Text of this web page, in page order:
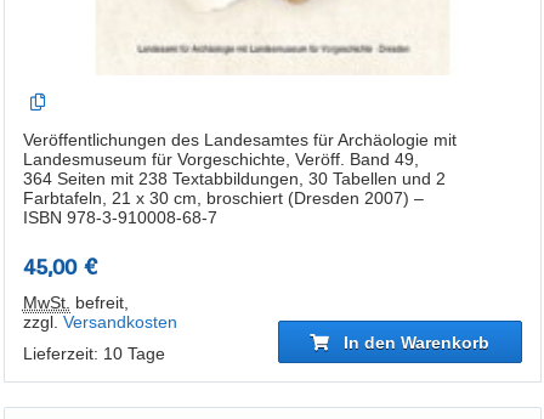
Veröffentlichungen des Landesamtes für Archäologie mit
Landesmuseum für Vorgeschichte, Veröff. Band 49,
364 Seiten mit 238 Textabbildungen, 30 Tabellen und 2
Farbtafeln, 21 x 30 cm, broschiert (Dresden 2007) –
ISBN 978-3-910008-68-7
45,00 €
MwSt. befreit,
zzgl. Versandkosten
Lieferzeit: 10 Tage
In den Warenkorb